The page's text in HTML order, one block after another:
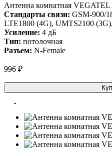
Антенна комнатная
Стандарты связи: GSM-900/
LTE1800 (4G), UMTS2100
Усиление: 4 дБ
Тип: потолочная
Разъем: N-Female
996 ₽